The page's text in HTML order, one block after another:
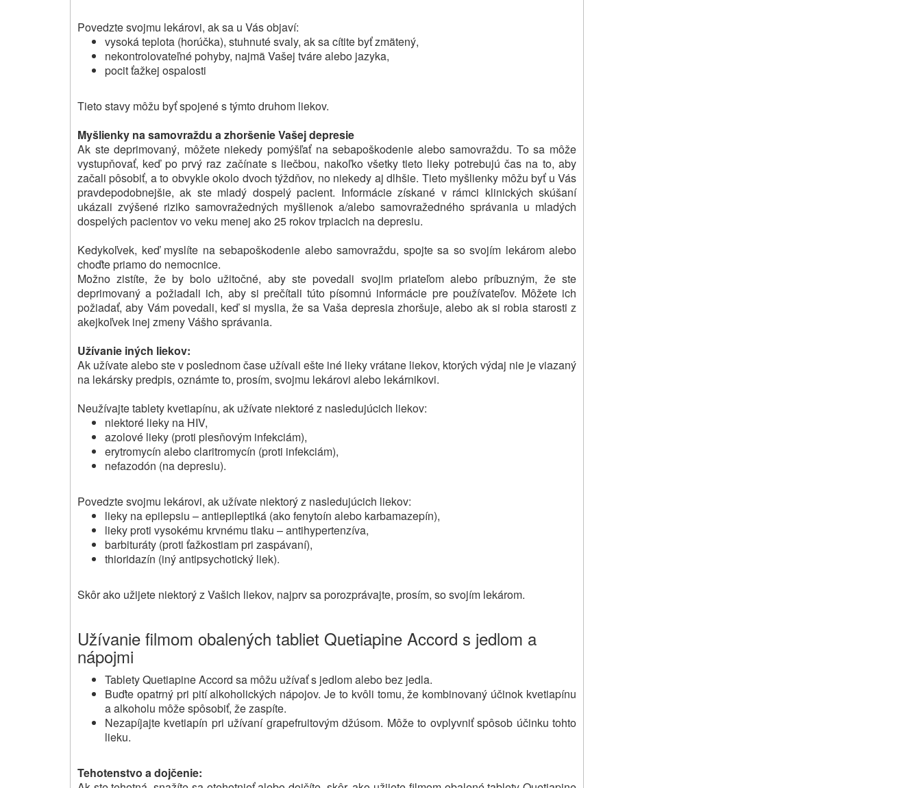
Povedzte svojmu lekárovi, ak sa u Vás objaví:
vysoká teplota (horúčka), stuhnuté svaly, ak sa cítite byť zmätený,
nekontrolovateľné pohyby, najmä Vašej tváre alebo jazyka,
pocit ťažkej ospalosti
Tieto stavy môžu byť spojené s týmto druhom liekov.
Myšlienky na samovraždu a zhoršenie Vašej depresie
Ak ste deprimovaný, môžete niekedy pomýšľať na sebapoškodenie alebo samovraždu. To sa môže
vystupňovať, keď po prvý raz začínate s liečbou, nakoľko všetky tieto lieky potrebujú čas na to, aby
začali pôsobiť, a to obvykle okolo dvoch týždňov, no niekedy aj dlhšie. Tieto myšlienky môžu byť u Vás
pravdepodobnejšie, ak ste mladý dospelý pacient. Informácie získané v rámci klinických skúšaní
ukázali zvýšené riziko samovražedných myšlienok a/alebo samovražedného správania u mladých
dospelých pacientov vo veku menej ako 25 rokov trpiacich na depresiu.
Kedykoľvek, keď myslíte na sebapoškodenie alebo samovraždu, spojte sa so svojím lekárom alebo
choďte priamo do nemocnice.
Možno zistíte, že by bolo užitočné, aby ste povedali svojim priateľom alebo príbuzným, že ste
deprimovaný a požiadali ich, aby si prečítali túto písomnú informácie pre používateľov. Môžete ich
požiadať, aby Vám povedali, keď si myslia, že sa Vaša depresia zhoršuje, alebo ak si robia starosti z
akejkoľvek inej zmeny Vášho správania.
Užívanie iných liekov:
Ak užívate alebo ste v poslednom čase užívali ešte iné lieky vrátane liekov, ktorých výdaj nie je viazaný
na lekársky predpis, oznámte to, prosím, svojmu lekárovi alebo lekárnikovi.
Neužívajte tablety kvetiapínu, ak užívate niektoré z nasledujúcich liekov:
niektoré lieky na HIV,
azolové lieky (proti plesňovým infekciám),
erytromycín alebo claritromycín (proti infekciám),
nefazodón (na depresiu).
Povedzte svojmu lekárovi, ak užívate niektorý z nasledujúcich liekov:
lieky na epilepsiu – antiepileptiká (ako fenytoín alebo karbamazepín),
lieky proti vysokému krvnému tlaku – antihypertenzíva,
barbituráty (proti ťažkostiam pri zaspávaní),
thioridazín (iný antipsychotický liek).
Skôr ako užijete niektorý z Vašich liekov, najprv sa porozprávajte, prosím, so svojím lekárom.
Užívanie filmom obalených tabliet Quetiapine Accord s jedlom a
nápojmi
Tablety Quetiapine Accord sa môžu užívať s jedlom alebo bez jedla.
Buďte opatrný pri pití alkoholických nápojov. Je to kvôli tomu, že kombinovaný účinok kvetiapínu
a alkoholu môže spôsobiť, že zaspíte.
Nezapíjajte kvetiapín pri užívaní grapefruitovým džúsom. Môže to ovplyvniť spôsob účinku tohto
lieku.
Tehotenstvo a dojčenie: